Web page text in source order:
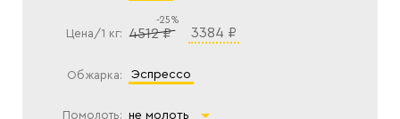
Цена/1 кг: 4512 ₽
-25%
3384 ₽
Обжарка: эспрессо
Помолоть: не молоть